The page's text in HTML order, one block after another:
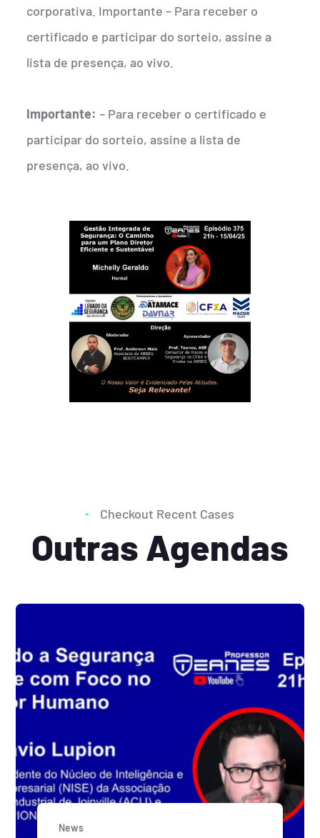
corporativa. Importante – Para receber o
certificado e participar do sorteio, assine a
lista de presença, ao vivo.
Importante:– Para receber o certificado e
participar do sorteio, assine a lista de
presença, ao vivo.
Checkout Recent Cases
Outras Agendas
News